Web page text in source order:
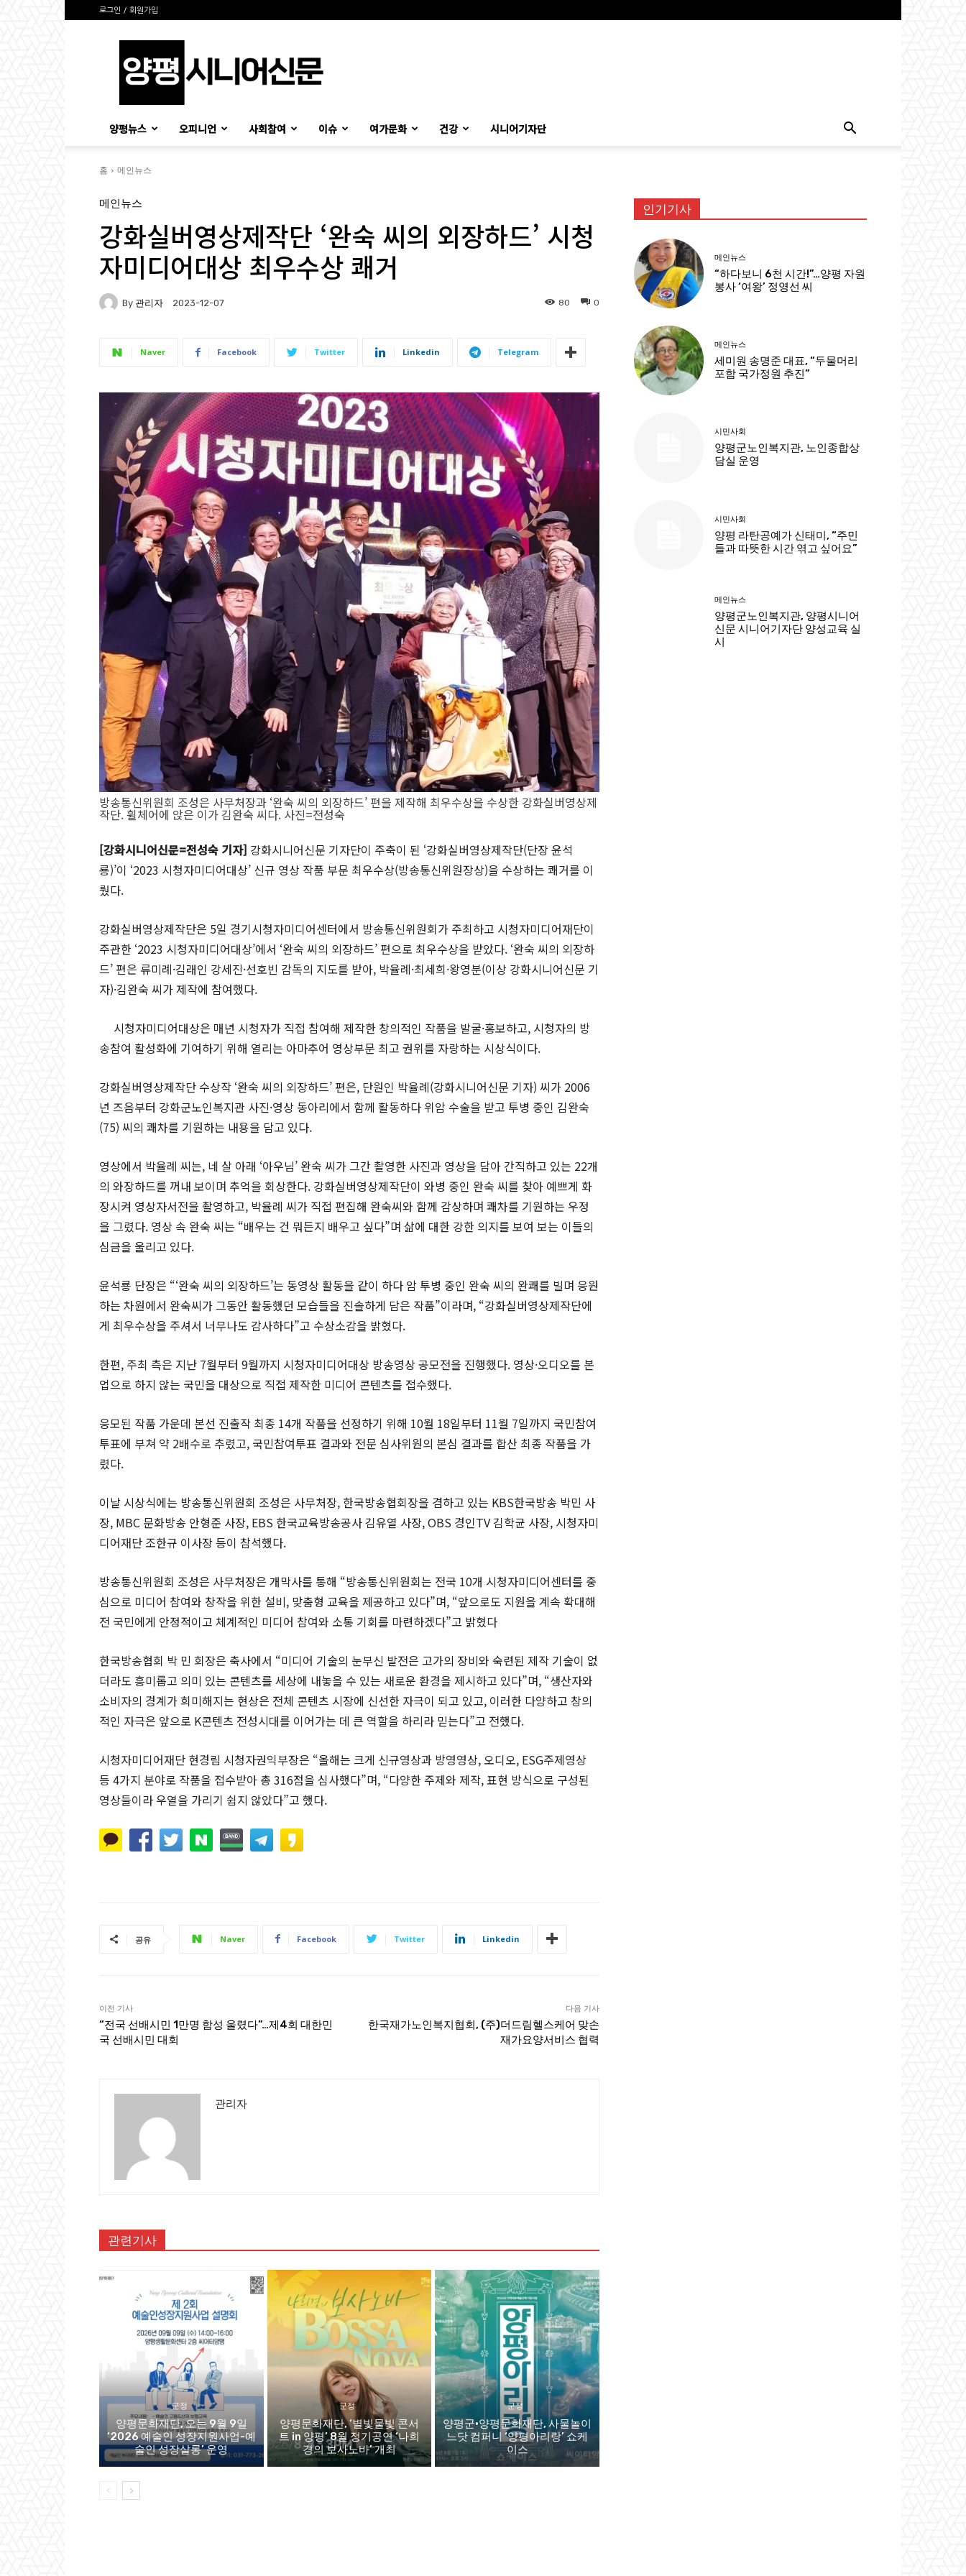
로그인 / 회원가입
시
양평뉴스 오피니언 사회참여 이슈 여가문화 건강 시니어기자단
홈 메인뉴스
메인뉴스
강화실버영상제작단 ‘완숙 씨의 외장하드’ 시청
자미디어대상 최우수상 쾌거
By 관리자 2023-12-07 0
80
Naver Facebook Twitter Linkedin Telegram
방송통신위원회 조성은 사무처장과 ‘완숙 씨의 외장하드’ 편을 제작해 최우수상을 수상한 강화실버영상제
작단. 휠체어에 앉은 이가 김완숙 씨다. 사진=전성숙
[강화시니어신문=전성숙 기자] 강화시니어신문 기자단이 주축이 된 ‘강화실버영상제작단(단장 윤석
룡)’이 ‘2023 시청자미디어대상’ 신규 영상 작품 부문 최우수상(방송통신위원장상)을 수상하는 쾌거를 이
뤘다.
강화실버영상제작단은 5일 경기시청자미디어센터에서 방송통신위원회가 주최하고 시청자미디어재단이
주관한 ‘2023 시청자미디어대상’에서 ‘완숙 씨의 외장하드’ 편으로 최우수상을 받았다. ‘완숙 씨의 외장하
드’ 편은 류미례·김래인 강세진·선호빈 감독의 지도를 받아, 박율례·최세희·왕영분(이상 강화시니어신문 기
자)·김완숙 씨가 제작에 참여했다.
시청자미디어대상은 매년 시청자가 직접 참여해 제작한 창의적인 작품을 발굴·홍보하고, 시청자의 방
송참여 활성화에 기여하기 위해 열리는 아마추어 영상부문 최고 권위를 자랑하는 시상식이다.
강화실버영상제작단 수상작 ‘완숙 씨의 외장하드’ 편은, 단원인 박율례(강화시니어신문 기자) 씨가 2006
년 즈음부터 강화군노인복지관 사진·영상 동아리에서 함께 활동하다 위암 수술을 받고 투병 중인 김완숙
(75) 씨의 쾌차를 기원하는 내용을 담고 있다.
영상에서 박율례 씨는, 네 살 아래 ‘아우님’ 완숙 씨가 그간 촬영한 사진과 영상을 담아 간직하고 있는 22개
의 와장하드를 꺼내 보이며 추억을 회상한다. 강화실버영상제작단이 와병 중인 완숙 씨를 찾아 예쁘게 화
장시켜 영상자서전을 촬영하고, 박율례 씨가 직접 편집해 완숙씨와 함께 감상하며 쾌차를 기원하는 우정
을 그렸다. 영상 속 완숙 씨는 “배우는 건 뭐든지 배우고 싶다”며 삶에 대한 강한 의지를 보여 보는 이들의
심금을 울리고 있다.
윤석룡 단장은 “‘완숙 씨의 외장하드’는 동영상 활동을 같이 하다 암 투병 중인 완숙 씨의 완쾌를 빌며 응원
하는 차원에서 완숙씨가 그동안 활동했던 모습들을 진솔하게 담은 작품”이라며, “강화실버영상제작단에
게 최우수상을 주셔서 너무나도 감사하다”고 수상소감을 밝혔다.
한편, 주최 측은 지난 7월부터 9월까지 시청자미디어대상 방송영상 공모전을 진행했다. 영상·오디오를 본
업으로 하지 않는 국민을 대상으로 직접 제작한 미디어 콘텐츠를 접수했다.
응모된 작품 가운데 본선 진출작 최종 14개 작품을 선정하기 위해 10월 18일부터 11월 7일까지 국민참여
투표에 부쳐 약 2배수로 추렸고, 국민참여투표 결과와 전문 심사위원의 본심 결과를 합산 최종 작품을 가
렸다.
이날 시상식에는 방송통신위원회 조성은 사무처장, 한국방송협회장을 겸하고 있는 KBS한국방송 박민 사
장, MBC 문화방송 안형준 사장, EBS 한국교육방송공사 김유열 사장, OBS 경인TV 김학균 사장, 시청자미
디어재단 조한규 이사장 등이 참석했다.
방송통신위원회 조성은 사무처장은 개막사를 통해 “방송통신위원회는 전국 10개 시청자미디어센터를 중
심으로 미디어 참여와 창작을 위한 설비, 맞춤형 교육을 제공하고 있다”며, “앞으로도 지원을 계속 확대해
전 국민에게 안정적이고 체계적인 미디어 참여와 소통 기회를 마련하겠다”고 밝혔다
한국방송협회 박 민 회장은 축사에서 “미디어 기술의 눈부신 발전은 고가의 장비와 숙련된 제작 기술이 없
더라도 흥미롭고 의미 있는 콘텐츠를 세상에 내놓을 수 있는 새로운 환경을 제시하고 있다”며, “생산자와
소비자의 경계가 희미해지는 현상은 전체 콘텐츠 시장에 신선한 자극이 되고 있고, 이러한 다양하고 창의
적인 자극은 앞으로 K콘텐츠 전성시대를 이어가는 데 큰 역할을 하리라 믿는다”고 전했다.
시청자미디어재단 현경림 시청자권익부장은 “올해는 크게 신규영상과 방영영상, 오디오, ESG주제영상
등 4가지 분야로 작품을 접수받아 총 316점을 심사했다”며, “다양한 주제와 제작, 표현 방식으로 구성된
영상들이라 우열을 가리기 쉽지 않았다”고 했다.
공유 Naver Facebook Twitter Linkedin
이전 기사
“전국 선배시민 1만명 함성 울렸다”…제4회 대한민
국 선배시민 대회
다음 기사
한국재가노인복지협회, (주)더드림헬스케어 맞손
재가요양서비스 협력
관리자
관련기사
군정
양평문화재단, 오는 9월 9일
‘2026 예술인 성장지원사업-예
술인 성장살롱’ 운영
군정
양평문화재단, ‘별빛물빛 콘서
트 in 양평’ 8월 정기공연 ‘나희
경의 보사노바’ 개최
군정
양평군·양평문화재단, 사물놀이
느닷 컴퍼니 ‘양평아리랑’ 쇼케
이스
인기기사
메인뉴스
“하다보니 6천 시간!”…양평 자원
봉사 ‘여왕’ 정영선 씨
메인뉴스
세미원 송명준 대표, “두물머리
포함 국가정원 추진”
시민사회
양평군노인복지관, 노인종합상
담실 운영
시민사회
양평 라탄공예가 신태미, “주민
들과 따뜻한 시간 엮고 싶어요”
메인뉴스
양평군노인복지관, 양평시니어
신문 시니어기자단 양성교육 실
시